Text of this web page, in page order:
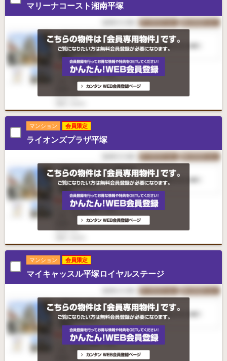
マリーナコースト湘南平塚
マンション 会員限定
ライオンズプラザ平塚
マンション 会員限定
マイキャッスル平塚ロイヤルステージ